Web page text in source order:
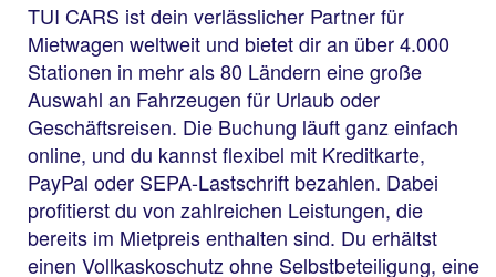
TUI CARS ist dein verlässlicher Partner für
Mietwagen weltweit und bietet dir an über 4.000
Stationen in mehr als 80 Ländern eine große
Auswahl an Fahrzeugen für Urlaub oder
Geschäftsreisen. Die Buchung läuft ganz einfach
online, und du kannst flexibel mit Kreditkarte,
PayPal oder SEPA-Lastschrift bezahlen. Dabei
profitierst du von zahlreichen Leistungen, die
bereits im Mietpreis enthalten sind. Du erhältst
einen Vollkaskoschutz ohne Selbstbeteiligung, eine